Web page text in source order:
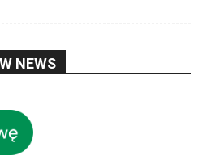
NEWS